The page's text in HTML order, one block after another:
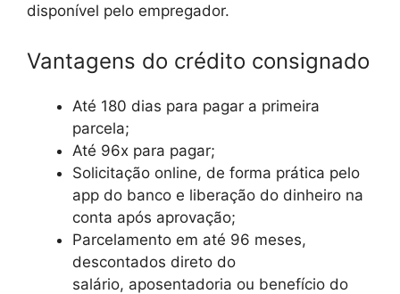
disponível pelo empregador.
Vantagens do crédito consignado
Até 180 dias para pagar a primeira
parcela;
Até 96x para pagar;
Solicitação online, de forma prática pelo
app do banco e liberação do dinheiro na
conta após aprovação;
Parcelamento em até 96 meses,
descontados direto do
salário, aposentadoria ou benefício do